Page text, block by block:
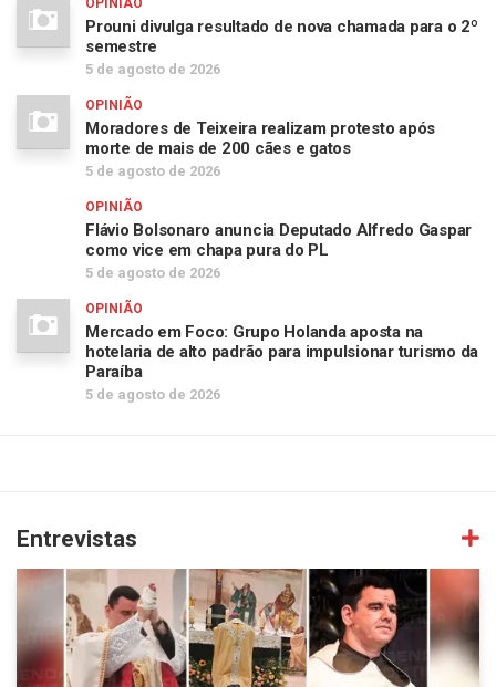
OPINIÃO
Prouni divulga resultado de nova chamada para o 2º
semestre
5 de agosto de 2026
OPINIÃO
Moradores de Teixeira realizam protesto após
morte de mais de 200 cães e gatos
5 de agosto de 2026
OPINIÃO
Flávio Bolsonaro anuncia Deputado Alfredo Gaspar
como vice em chapa pura do PL
5 de agosto de 2026
OPINIÃO
Mercado em Foco: Grupo Holanda aposta na
hotelaria de alto padrão para impulsionar turismo da
Paraíba
5 de agosto de 2026
Entrevistas